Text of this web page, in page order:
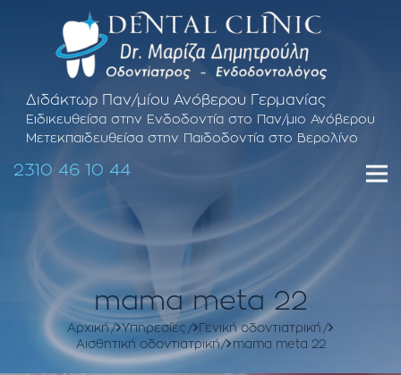
Διδάκτωρ Παν/μίου Ανόβερου Γερμανίας
Ειδικευθείσα στην Ενδοδοντία στο Παν/μιο Ανόβερου
Μετεκπαιδευθείσα στην Παιδοδοντία στο Βερολίνο
2310 46 10 44
mama meta 22
Αρχική Υπηρεσίες
Γενική οδοντιατρική
Αισθητική οδοντιατρική
mama meta 22